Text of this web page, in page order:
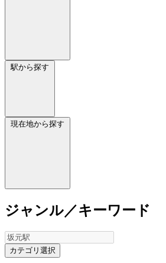
駅から探す
現在地から探す
ジャンル／キーワード
カテゴリ選択